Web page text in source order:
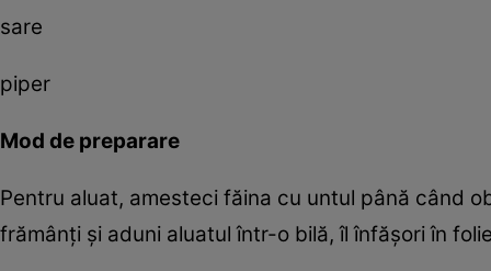
sare
piper
Mod de preparare
Pentru aluat, amesteci făina cu untul până când
frămânți și aduni aluatul într-o bilă, îl înfășori în